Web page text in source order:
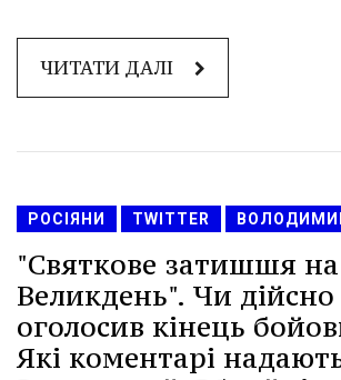
ЧИТАТИ ДАЛІ
РОСІЯНИ TWITTER
"Святкове затишшя на
Великдень". Чи дійсно
оголосив кінець
Які коментарі